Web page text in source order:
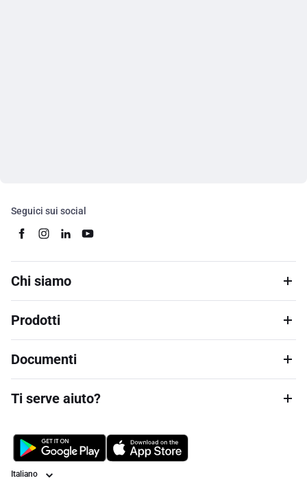
Seguici sui social
Chi siamo
Prodotti
Documenti
Ti serve aiuto?
Lingua